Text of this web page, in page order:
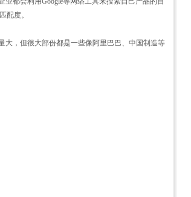
配度。
大，但很大部份都是一些像阿里巴巴、中国制造等